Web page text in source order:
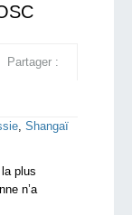
Partager :
, Shangaï
plus
n’a